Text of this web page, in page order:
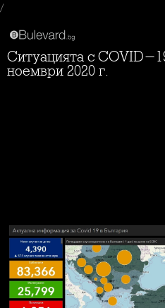
/
Ситуацията с COVID-19 у нас към 11
ноември 2020 г.